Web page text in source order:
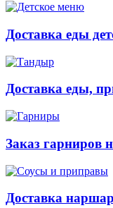
Доставка еды
Доставка еды,
Заказ гарниров
Доставка